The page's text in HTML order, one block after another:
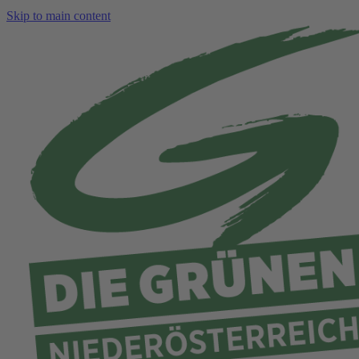
Skip to main content